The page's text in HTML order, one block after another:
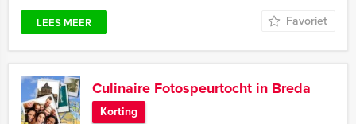
LEES MEER Favoriet
Culinaire Fotospeurtocht in Breda
Korting